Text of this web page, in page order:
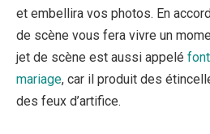
et embellira vos photos. En
de scène vous fera vivre un
jet de scène est aussi appelé
mariage, car il produit des
des feux d’artifice.